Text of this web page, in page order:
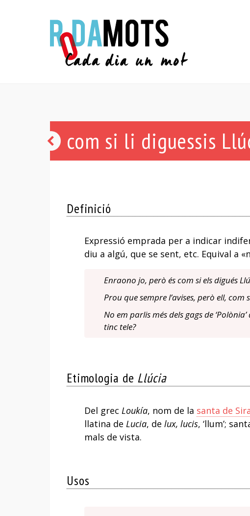
com si li diguessis
Definició
Expressió emprada per a indicar
diu a algú, que se sent, etc. Equival a
Enraono jo, però és com si els digués
Prou que sempre l’avises, però ell,
No em parlis més dels gags de
tinc tele?
Etimologia de Llúcia
Del grec Loukía, nom de la santa de
llatina de Lucia, de lux, lucis, ‘llum’;
mals de vista.
Usos
de
Maria